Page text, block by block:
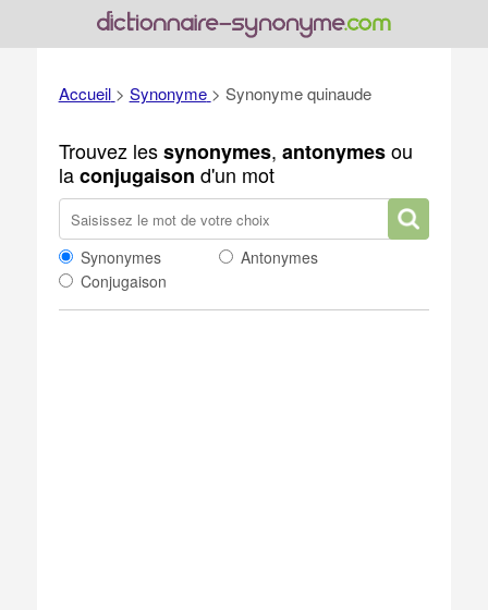
Accueil > Synonyme > Synonyme quinaude
Trouvez lessynonymes, antonymesou
laconjugaison d'un mot
Synonymes
Antonymes
Conjugaison